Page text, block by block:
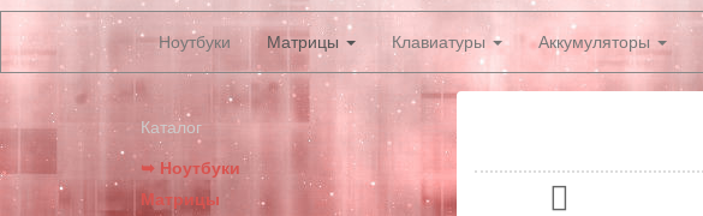
Ноутбуки Матрицы Клавиатуры Аккумуляторы
Каталог
➥ Ноутбуки
Матрицы